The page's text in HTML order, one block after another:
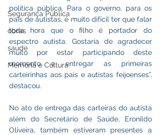
Segurança Pública
obras
saude
Memória e Cultura
política pública. Para o governo, para os
pais de autistas, é muito difícil ter que falar
toda hora que o filho é portador do
espectro autista. Gostaria de agradecer
muito por estar participando deste
momento e entregar as primeiras
carteirinhas aos pais e autistas feijoenses”,
destacou.
No ato de entrega das carteiras do autista
além do Secretário de Saúde, Eronildo
Oliveira, também estiveram presentes a